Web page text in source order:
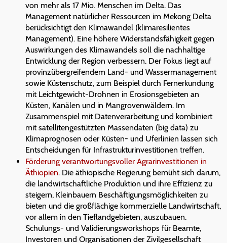
von mehr als 17 Mio. Menschen im Delta. Das
Management natürlicher Ressourcen im Mekong Delta
berücksichtigt den Klimawandel (klimaresilientes
Management). Eine höhere Widerstandsfähigkeit gegen
Auswirkungen des Klimawandels soll die nachhaltige
Entwicklung der Region verbessern. Der Fokus liegt auf
provinzübergreifendem Land- und Wassermanagement
sowie Küstenschutz, zum Beispiel durch Fernerkundung
mit Leichtgewicht-Drohnen in Erosionsgebieten an
Küsten, Kanälen und in Mangrovenwäldern. Im
Zusammenspiel mit Datenverarbeitung und kombiniert
mit satellitengestützten Massendaten (big data) zu
Klimaprognosen oder Küsten- und Uferlinien lassen sich
Entscheidungen für Infrastrukturinvestitionen treffen.
Förderung verantwortungsvoller Agrarinvestitionen in
Äthiopien. Die äthiopische Regierung bemüht sich darum,
die landwirtschaftliche Produktion und ihre Effizienz zu
steigern, Kleinbauern Beschäftigungsmöglichkeiten zu
bieten und die großflächige kommerzielle Landwirtschaft,
vor allem in den Tieflandgebieten, auszubauen.
Schulungs- und Validierungsworkshops für Beamte,
Investoren und Organisationen der Zivilgesellschaft